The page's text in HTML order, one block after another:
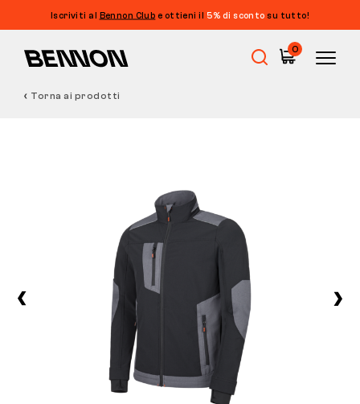
Iscriviti al Bennon Club e ottieni il 5% di sconto su tutto!
0
Calzature casual
Torna ai prodotti